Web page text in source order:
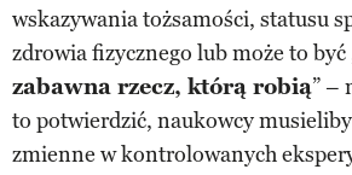
wskazywania tożsamości, statusu
zdrowia fizycznego lub może to być
zabawna rzecz, którą robią” –
to potwierdzić, naukowcy
zmienne w kontrolowanych